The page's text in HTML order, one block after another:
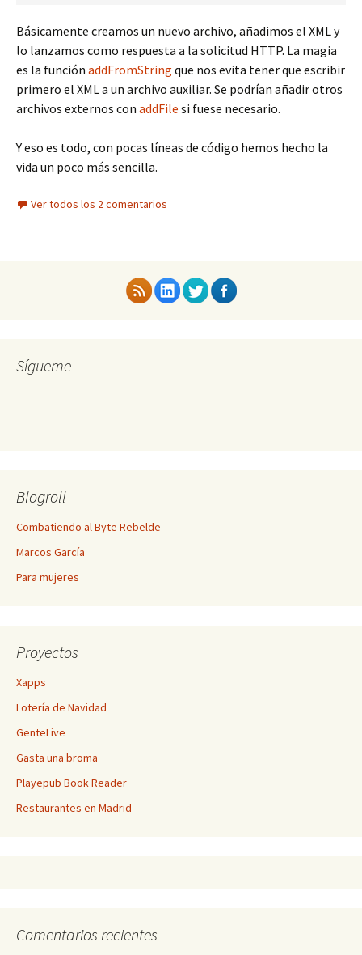
Básicamente creamos un nuevo archivo, añadimos el XML y
lo lanzamos como respuesta a la solicitud HTTP. La magia
es la función addFromString que nos evita tener que escribir
primero el XML a un archivo auxiliar. Se podrían añadir otros
archivos externos con addFile si fuese necesario.
Y eso es todo, con pocas líneas de código hemos hecho la
vida un poco más sencilla.
Ver todos los 2 comentarios
Sígueme
Blogroll
Combatiendo al Byte Rebelde
Marcos García
Para mujeres
Proyectos
Xapps
Lotería de Navidad
GenteLive
Gasta una broma
Playepub Book Reader
Restaurantes en Madrid
Comentarios recientes